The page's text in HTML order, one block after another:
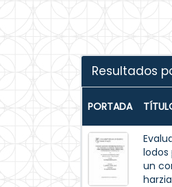
Resultados
PORTADA
un